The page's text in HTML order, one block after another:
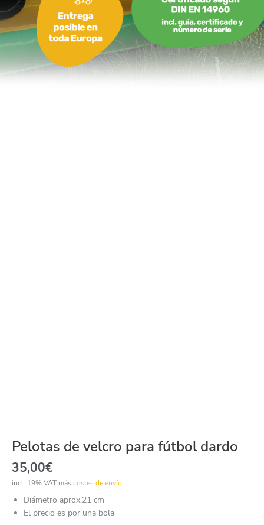
Pelotas de velcro para fútbol dardo
35,00€
incl. 19% VAT más costes de envío
Diámetro aprox.21 cm
El precio es por una bola